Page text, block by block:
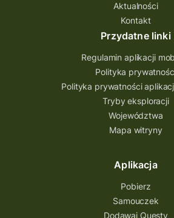
Aktualności
Kontakt
Przydatne linki
Regulamin aplikacji
Polityka
Polityka prywatności
Tryby eksploracji
Województwa
Mapa witryny
Aplikacja
Pobierz
Samouczek
Dodawaj Questy